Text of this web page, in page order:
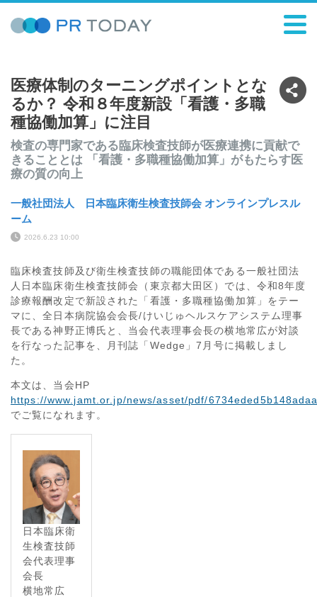
医療体制のターニングポイントとな
るか？ 令和８年度新設「看護・多職
種協働加算」に注目
検査の専門家である臨床検査技師が医療連携に貢献で
きることとは 「看護・多職種協働加算」がもたらす医
療の質の向上
一般社団法人 日本臨床衛生検査技師会 オンラインプレスル
ーム
2026.6.23 10:00
臨床検査技師及び衛生検査技師の職能団体である一般社団法
人日本臨床衛生検査技師会（東京都大田区）では、令和8年度
診療報酬改定で新設された「看護・多職種協働加算」をテー
マに、全日本病院協会会長/けいじゅヘルスケアシステム理事
長である神野正博氏と、当会代表理事会長の横地常広が対談
を行なった記事を、月刊誌「Wedge」7月号に掲載しまし
た。
本文は、当会HP
https://www.jamt.or.jp/news/asset/pdf/
でご覧になれます。
日本臨床衛
生検査技師
会代表理事
会長
横地常広